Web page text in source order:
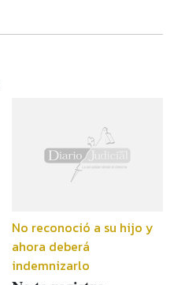
No reconoció a su hijo y
ahora deberá
indemnizarlo